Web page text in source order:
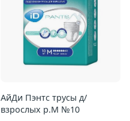
АйДи Пэнтс трусы д/
взрослых р.M №10